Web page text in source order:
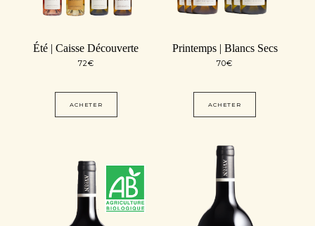
Été | Caisse Découverte
72€
ACHETER
Printemps | Blancs Secs
70€
ACHETER